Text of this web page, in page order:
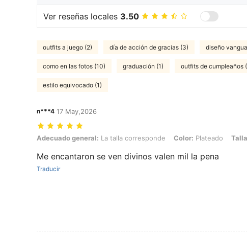
Ver reseñas locales 3.50
outfits a juego (2) día de acción de gracias (3) diseño
como en las fotos (10) graduación (1) outfits de cumpleaños
estilo equivocado (1)
n***4 17 May,2026
Adecuado general: La talla corresponde, Color: Plateado, Talla: EUR35
Adecuado general: La talla corresponde Color: Plateado
Me encantaron se ven divinos valen mil la pena
Traducir